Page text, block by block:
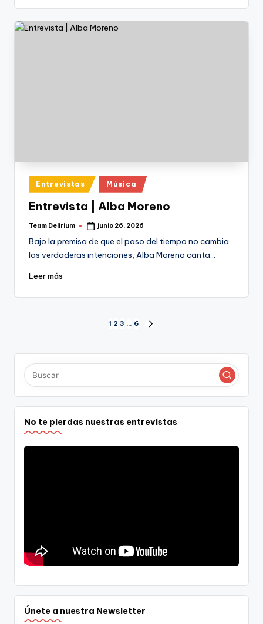
Publicado
en
Entrevistas Música
Entrevista | Alba Moreno
Publicado
Team Delirium junio 26, 2026
Bajo la premisa de que el paso del tiempo no cambia
las verdaderas intenciones, Alba Moreno canta…
Leer más
Paginación
de
entradas
1 2 3 … 6
No te pierdas nuestras entrevistas
Únete a nuestra Newsletter